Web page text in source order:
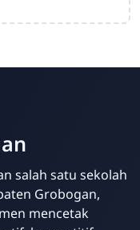
salah satu sekolah
Grobogan,
mencetak